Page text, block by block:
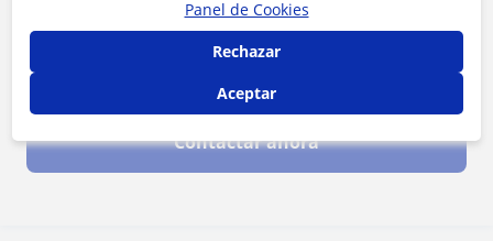
Al hacer clic, aceptas nuestro
Contactar ahora
Panel de Cookies
Rechazar
Aceptar